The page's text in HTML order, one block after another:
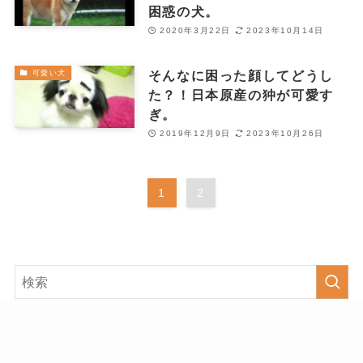
困惑の犬。
2020年3月22日 2023年10月14日
可愛い犬
そんなに困った顔してどうし
た？！日本原産の狆が可愛す
ぎ。
2019年12月9日 2023年10月26日
1 2